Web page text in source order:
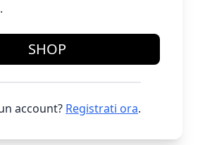
SHOP
account? Registrati ora.